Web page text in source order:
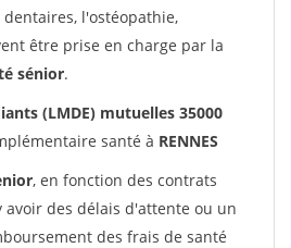
l'ostéopathie,
être prise en charge par la
sénior.
(LMDE) mutuelles 35000
santé à RENNES
, en fonction des contrats
avoir des délais d'attente ou un
des frais de santé